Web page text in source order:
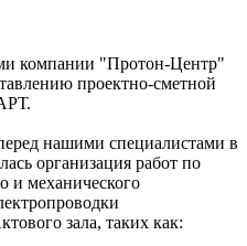
компании "Протон-Центр"
проектно-сметной
нашими специалистами в
организация работ по
и механического
зала, таких как: